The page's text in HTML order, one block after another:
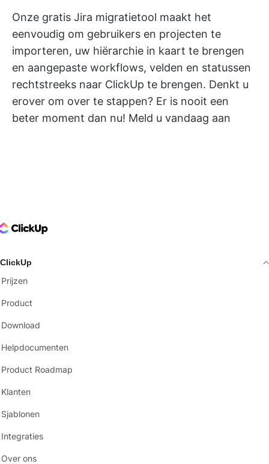
Onze gratis Jira migratietool maakt het
eenvoudig om gebruikers en projecten te
importeren, uw hiërarchie in kaart te brengen
en aangepaste workflows, velden en statussen
rechtstreeks naar ClickUp te brengen. Denkt u
erover om over te stappen? Er is nooit een
beter moment dan nu! Meld u vandaag aan
Logo
ClickUp
Prijzen
Product
Download
Helpdocumenten
Product Roadmap
Klanten
Sjablonen
Integraties
Over ons